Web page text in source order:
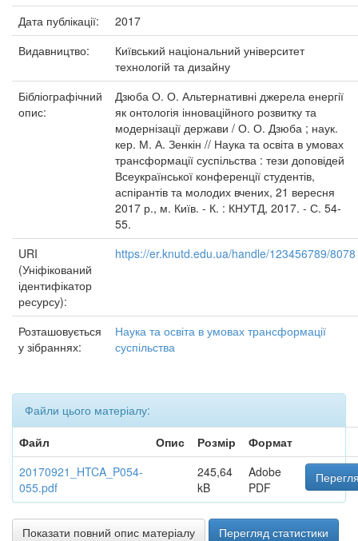
Дата публікації:
2017
Видавництво:
Київський національний університет
технологій та дизайну
Бібліографічний
опис:
Дзюба О. О. Альтернативні джерела енергії
як онтологія інноваційного розвитку та
модернізації держави / О. О. Дзюба ; наук.
кер. М. А. Зенкін // Наука та освіта в умовах
трансформації суспільства : тези доповідей
Всеукраїнської конференції студентів,
аспірантів та молодих вчених, 21 вересня
2017 р., м. Київ. - К. : КНУТД, 2017. - С. 54-
55.
URI
(Уніфікований
ідентифікатор
ресурсу):
https://er.knutd.edu.ua/handle/123456789/8078
Розташовується
у зібраннях:
Наука та освіта в умовах трансформації
суспільства
Файли цього матеріалу:
Файл
Опис Розмір
Формат
20170921_HTCA_P054-
055.pdf
245,64
kB
Adobe
PDF
Показати повний опис матеріалу Перегляд статистики